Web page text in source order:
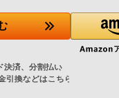
スケース、ケース上下にL
エンドPCケース。